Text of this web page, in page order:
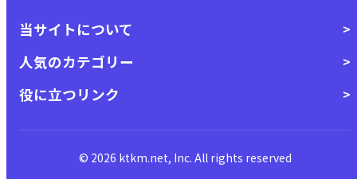
当サイトについて
人気のカテゴリー
役に立つリンク
© 2026 ktkm.net, Inc. All rights reserved